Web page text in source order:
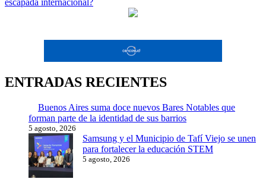
ENTRADAS RECIENTES
Buenos Aires suma doce nuevos Bares Notables que
forman parte de la identidad de sus barrios
5 agosto, 2026
Samsung y el Municipio de Tafí Viejo se unen
para fortalecer la educación STEM
5 agosto, 2026